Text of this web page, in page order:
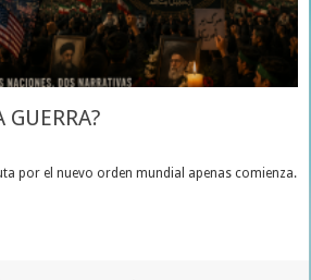
GUERRA?
por el nuevo orden mundial apenas comienza.